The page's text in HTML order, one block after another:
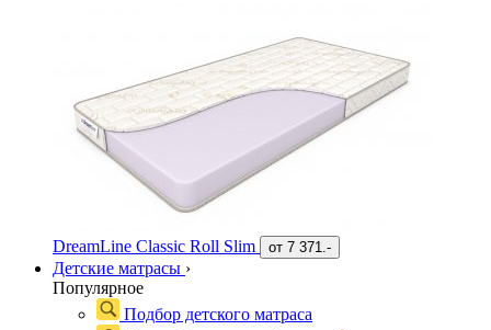
DreamLine Classic Roll Slim от 7 371.-
Детские матрасы ›
Популярное
Подбор детского матраса